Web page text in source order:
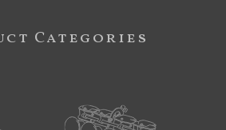
Categories